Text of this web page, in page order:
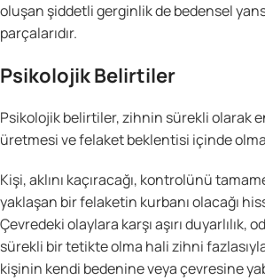
oluşan şiddetli gerginlik de bedensel
parçalarıdır.
Psikolojik Belirtiler
Psikolojik belirtiler, zihnin sürekli olarak
üretmesi ve felaket beklentisi içinde
Kişi, aklını kaçıracağı, kontrolünü
yaklaşan bir felaketin kurbanı olacağı
Çevredeki olaylara karşı aşırı duyarlılık,
sürekli bir tetikte olma hali zihni
kişinin kendi bedenine veya çevresine